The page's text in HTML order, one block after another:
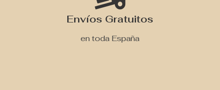
Envíos Gratuitos
en toda España